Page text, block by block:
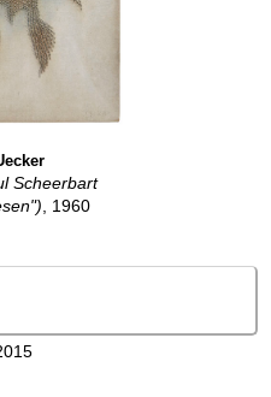
Scheerbart
, 1960